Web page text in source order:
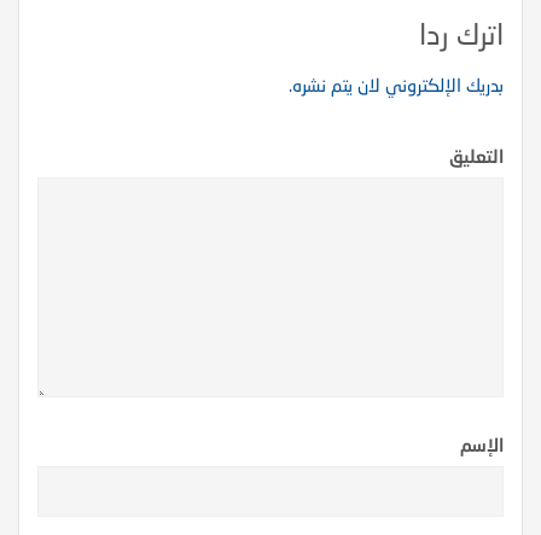
اترك ردا
بدريك الإلكتروني لان يتم نشره.
التعليق
الإسم